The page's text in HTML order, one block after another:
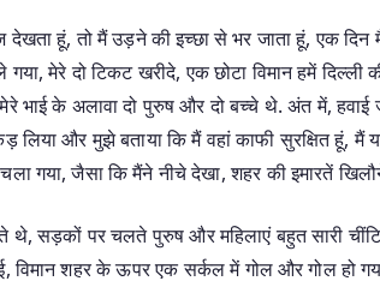
हूं, तो मैं उड़ने की इच्छा से भर जाता हूं, एक
मेरे दो टिकट खरीदे, एक छोटा विमान हमें
भाई के अलावा दो पुरुष और दो बच्चे थे. अंत में,
और मुझे बताया कि मैं वहां काफी सुरक्षित हूं, मैं
गया, जैसा कि मैंने नीचे देखा, शहर की इमारतें
थे, सड़कों पर चलते पुरुष और महिलाएं बहुत सारी
विमान शहर के ऊपर एक सर्कल में गोल और गोल हो